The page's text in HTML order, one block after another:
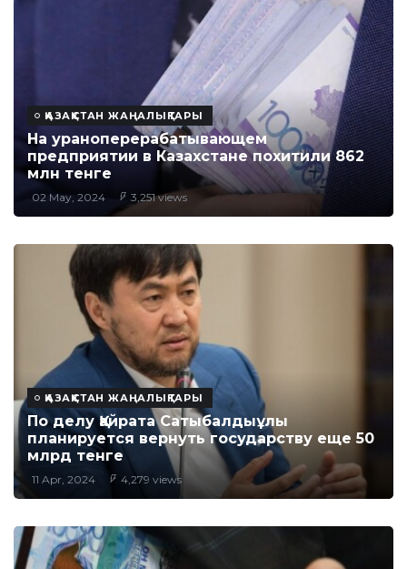
ҚАЗАҚСТАН ЖАҢАЛЫҚТАРЫ
На ураноперерабатывающем
предприятии в Казахстане похитили 862
млн тенге
02 May, 2024 3,251 views
ҚАЗАҚСТАН ЖАҢАЛЫҚТАРЫ
По делу Қайрата Сатыбалдыұлы
планируется вернуть государству еще 50
млрд тенге
11 Apr, 2024 4,279 views